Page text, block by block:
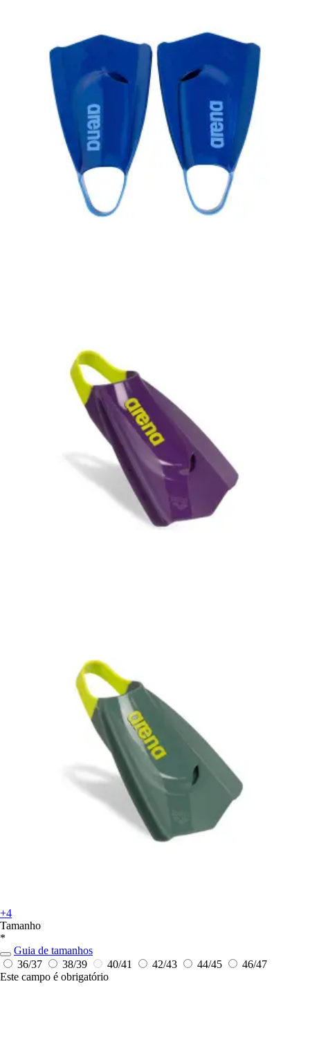
+4
Tamanho
*
Guia de tamanhos
36/37
38/39 40/41 42/43 44/45
46/47
Este campo é obrigatório